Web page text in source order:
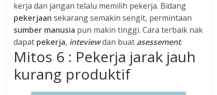
kerja dan jangan telalu memilih pekerja. Bidang
pekerjaansekarang semakin sengit, permintaan
sumber manusia pun makin tinggi. Cara terbaik nak
dapat pekerja, inteviewdan buat asessement.
Mitos 6 : Pekerja jarak jauh
kurang produktif